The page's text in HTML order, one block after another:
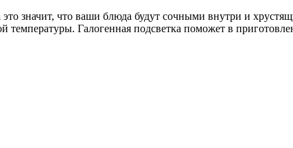
значит, что ваши блюда будут сочными внутри и
Галогенная подсветка поможет в